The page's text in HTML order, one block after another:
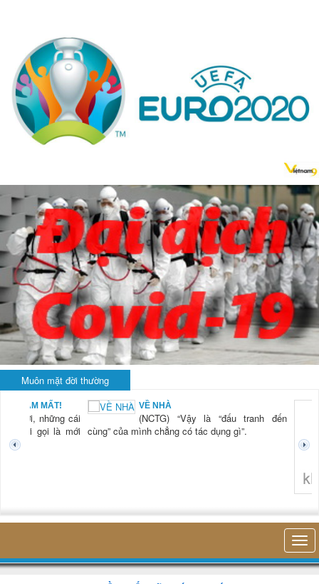
Muôn mặt đời thường
NAM MẤT!
“Xời, những cái
mới gọi là mới
VỀ NHÀ
(NCTG) “Vậy là “đấu tranh đến
cùng” của mình chẳng có tác dụng gì”.